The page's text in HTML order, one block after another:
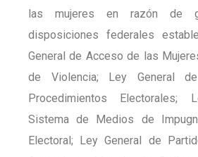
las mujeres en razón de
disposiciones federales
General de Acceso de las
de Violencia; Ley General
Procedimientos Electorales;
Sistema de Medios de
Electoral; Ley General de